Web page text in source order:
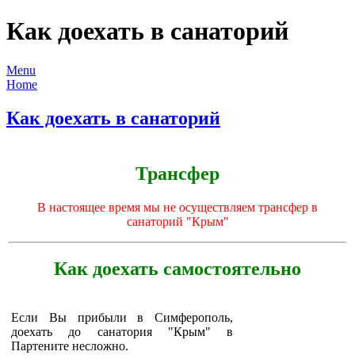
Как доехать в санаторий
Menu
Home
Как доехать в санаторий
Трансфер
В настоящее время мы не осуществляем трансфер в
санаторий "Крым"
Как доехать самостоятельно
Если Вы прибыли в Симферополь,
доехать
до санатория"Крым" в
Партените несложно.